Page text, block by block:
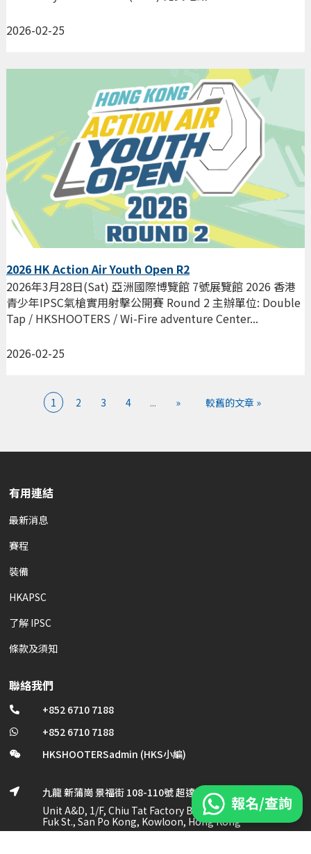
2026-02-25
2026 HK Action Air Youth Open R2
2026-02-25
2026年3月28日(Sat) 亞洲國際博覽館 7號展覽館 2026 香港
青少年IPSC氣槍實用射擊公開賽 Round 2 主辦單位: Double
Tap / HKSHOOTERS / Wi-Fire adventure Center...
1 2 3 4 ... » 較舊的文章 »
有用連結
最新消息
賽程
裝備
HKAPSC
了解 IPSC
條款及須知
聯絡我們
 +852 6710 7188
 +852 6710 7188
 HKSHOOTERSadmin (HKS小編)

九龍 新蒲崗 景福街 108-110號 超達工業大廈 1/F, A及D室
Unit A&D, 1/F, Chiu Tat Factory Bldg., No. 108-110 King
Fuk St., San Po Kong, Kowloon, Hong Kong